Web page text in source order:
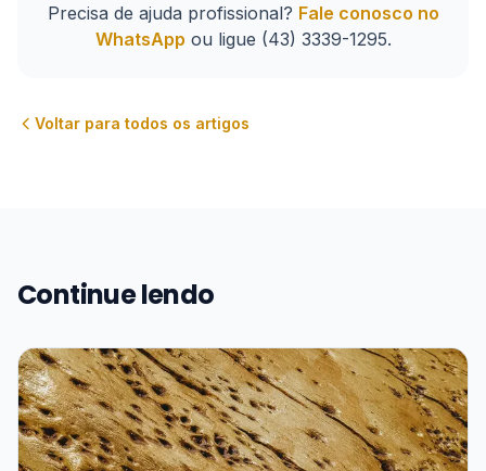
Precisa de ajuda profissional? Fale conosco no
WhatsApp ou ligue (43) 3339-1295.
Voltar para todos os artigos
Continue lendo